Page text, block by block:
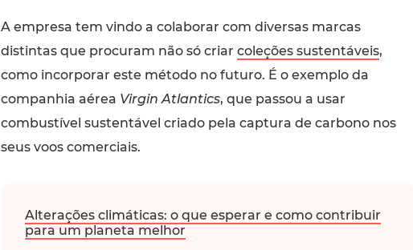
A empresa tem vindo a colaborar com diversas marcas
distintas que procuram não só criar coleções sustentáveis,
como incorporar este método no futuro. É o exemplo da
companhia aérea Virgin Atlantics, que passou a usar
combustível sustentável criado pela captura de carbono nos
seus voos comerciais.
Alterações climáticas: o que esperar e como contribuir
para um planeta melhor